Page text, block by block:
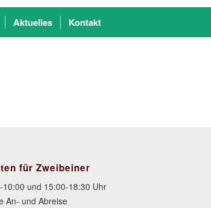
Aktuelles Kontakt
für Zweibeiner
10:00 und 15:00-18:30 Uhr
An- und Abreise